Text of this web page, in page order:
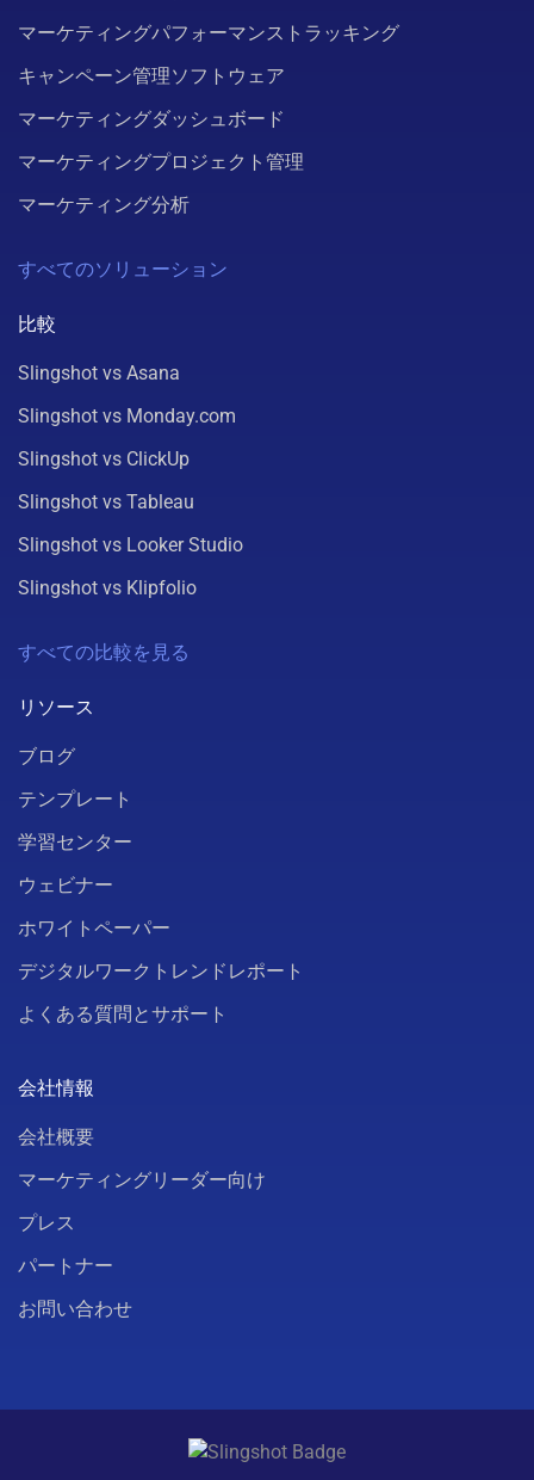
マーケティングパフォーマンストラッキング
キャンペーン管理ソフトウェア
マーケティングダッシュボード
マーケティングプロジェクト管理
マーケティング分析
すべてのソリューション
比較
Slingshot vs Asana
Slingshot vs Monday.com
Slingshot vs ClickUp
Slingshot vs Tableau
Slingshot vs Looker Studio
Slingshot vs Klipfolio
すべての比較を見る
リソース
ブログ
テンプレート
学習センター
ウェビナー
ホワイトペーパー
デジタルワークトレンドレポート
よくある質問とサポート
会社情報
会社概要
マーケティングリーダー向け
プレス
パートナー
お問い合わせ